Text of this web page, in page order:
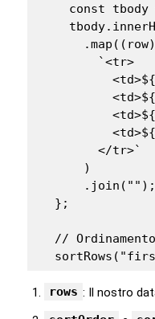
const tbody
        `<tr>
        </tr>`
      )
      .join("");
  };
//
rows : Il nostro